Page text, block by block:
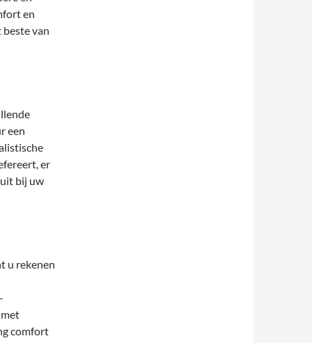
en
van
een
er
bij uw
u rekenen
comfort